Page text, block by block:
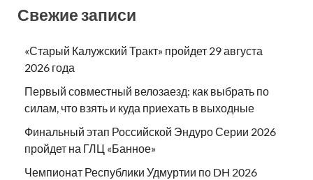
Свежие записи
«Старый Калужский Тракт» пройдет 29 августа
2026 года
Первый совместный велозаезд: как выбрать по
силам, что взять и куда приехать в выходные
Финальный этап Российской Эндуро Серии 2026
пройдет на ГЛЦ «Банное»
Чемпионат Республики Удмуртии по DH 2026